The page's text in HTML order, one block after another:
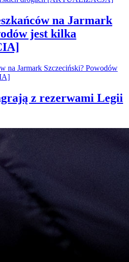
na Jarmark
jest kilka
z rezerwami Legii